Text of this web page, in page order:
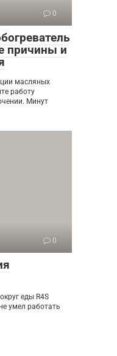
0
причины и
масляных
работу
Минут
0
еды R4S
умел работать